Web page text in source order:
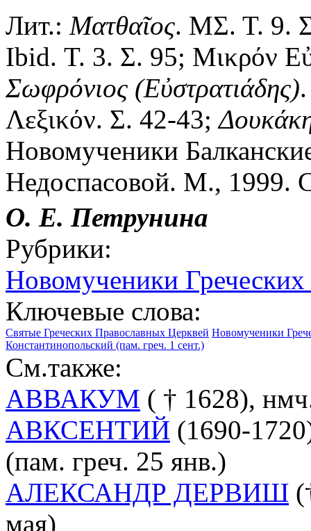
Лит.: Ματθαῖος. ΜΣ. Τ. 9.
Ibid. Τ. 3. Σ. 95; Μικρόν
Σωφρόνιος (Εὐστρατιάδης)
Λεξικόν. Σ. 42-43;
Новомученики
Недоспасовой. М., 1999.
О. Е. Петрунина
Рубрики:
Новомученики
Ключевые слова:
Святые Греческих Православных Церквей Новомученики
Константинопольский (пам. греч. 1 сент.)
См.также:
АВВАКУМ ( † 1628),
АВКСЕНТИЙ (1690-
(пам. греч. 25 янв.)
АЛЕКСАНДР ДЕРВИШ
мая)